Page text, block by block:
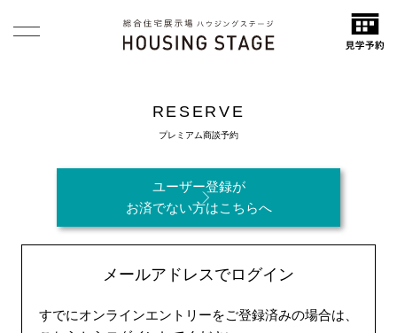
RESERVE
プレミアム商談予約
ユーザー登録が
お済でない方はこちらへ
メールアドレスでログイン
すでにオンラインエントリーをご登録済みの場合は、